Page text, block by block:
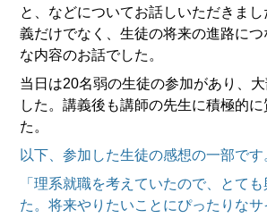
と、などについてお話しいただきま
義だけでなく、生徒の将来の進路に
な内容のお話でした。
当日は20名弱の生徒の参加があり、
した。講義後も講師の先生に積極的
た。
以下、参加した生徒の感想の一部です
「理系就職を考えていたので、とて
た。将来やりたいことにぴったりな